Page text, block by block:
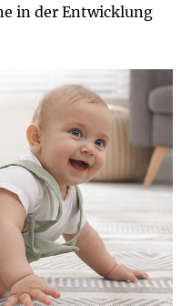
in der Entwicklung